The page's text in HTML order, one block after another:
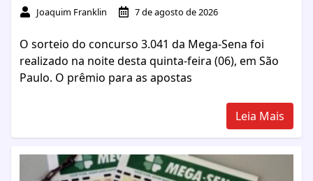
Joaquim Franklin 7 de agosto de 2026
O sorteio do concurso 3.041 da Mega-Sena foi
realizado na noite desta quinta-feira (06), em São
Paulo. O prêmio para as apostas
Leia Mais